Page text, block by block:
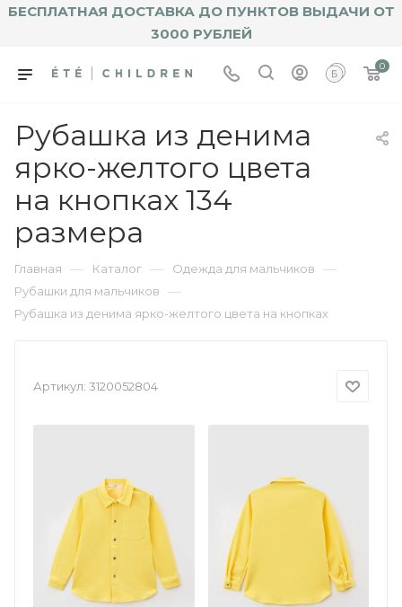
БЕСПЛАТНАЯ ДОСТАВКА ДО ПУНКТОВ ВЫДАЧИ ОТ
3000 РУБЛЕЙ
0
Рубашка из денима
ярко-желтого цвета
на кнопках 134
размера
Главная — Каталог — Одежда для мальчиков —
Рубашки для мальчиков —
Рубашка из денима ярко-желтого цвета на кнопках
Артикул: 3120052804